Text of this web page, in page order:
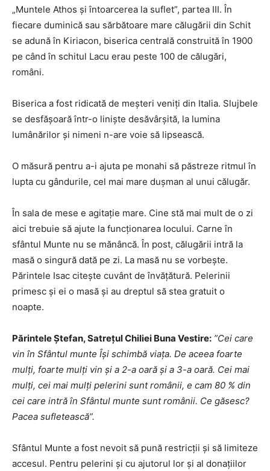
„Muntele Athos și întoarcerea la suflet”, partea III. În
fiecare duminică sau sărbătoare mare călugării din Schit
se adună în Kiriacon, biserica centrală construită în 1900
pe când în schitul Lacu erau peste 100 de călugări,
români.
Biserica a fost ridicată de meşteri veniţi din Italia. Slujbele
se desfăşoară într-o linişte desăvârşită, la lumina
lumânărilor şi nimeni n-are voie să lipsească.
O măsură pentru a-i ajuta pe monahi să păstreze ritmul în
lupta cu gândurile, cel mai mare duşman al unui călugăr.
În sala de mese e agitație mare. Cine stă mai mult de o zi
aici trebuie să ajute la funcţionarea locului. Carne în
sfântul Munte nu se mănâncă. În post, călugării intră la
masă o singură dată pe zi. La masă nu se vorbeşte.
Părintele Isac citeşte cuvânt de învăţătură. Pelerinii
primesc şi ei o masă şi au dreptul să stea gratuit o
noapte.
Părintele Ştefan, Satrețul Chiliei Buna Vestire: ”Cei care
vin în Sfântul munte Își schimbă viața. De aceea foarte
mulți, foarte mulți vin și a 2-a oară și a 3-a oară. Cei mai
mulți, cei mai mulți pelerini sunt românii, e cam 80 % din
cei care intră în Sfântul munte sunt românii. Ce găsesc?
Pacea sufletească”.
Sfântul Munte a fost nevoit să pună restricţii şi să limiteze
accesul. Pentru pelerini şi cu ajutorul lor şi al donaţiilor